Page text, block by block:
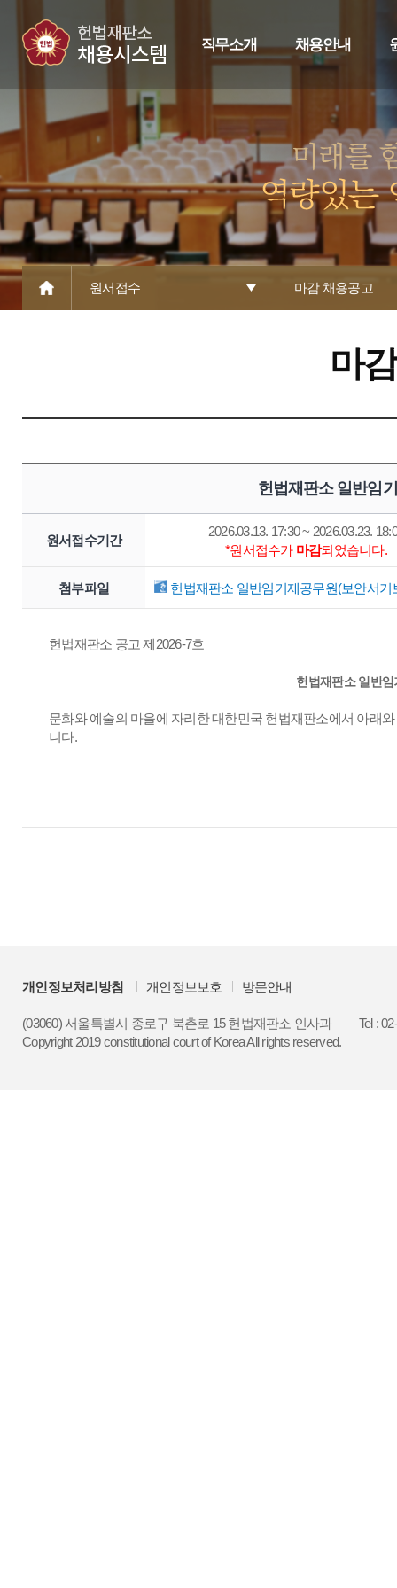
직무소개 채용안내
원서접수 마감 채용공고
마
헌법재판소 일반임
원서접수기간
2026.03.13. 17:30 ~ 2026.03.23.
*원서접수가 마감되었습니다.
첨부파일 헌법재판소 일반임기제공무원(보안서기
헌법재판소 공고 제2026-7호
헌법재판소 일반
문화와 예술의 마을에 자리한 대한민국 헌법재판소에서 아래
니다.
개인정보처리방침 개인정보보호 방문안내
(03060) 서울특별시 종로구 북촌로 15 헌법재판소 인사과
Tel :
Copyright 2019 constitutional court of Korea All rights reserved.